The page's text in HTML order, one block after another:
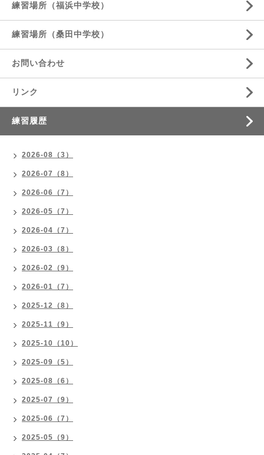
練習場所（福浜中学校）
練習場所（桑田中学校）
お問い合わせ
リンク
練習履歴
2026-08（3）
2026-07（8）
2026-06（7）
2026-05（7）
2026-04（7）
2026-03（8）
2026-02（9）
2026-01（7）
2025-12（8）
2025-11（9）
2025-10（10）
2025-09（5）
2025-08（6）
2025-07（9）
2025-06（7）
2025-05（9）